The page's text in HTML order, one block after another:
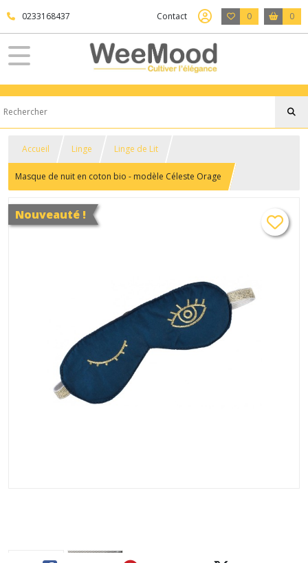
0233168437 Contact 0 0
Accueil Linge Linge de Lit
Masque de nuit en coton bio - modèle Céleste Orage
Nouveauté !